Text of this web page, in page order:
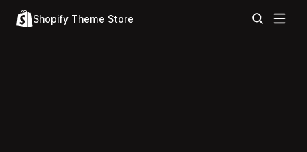
Shopify Theme Store